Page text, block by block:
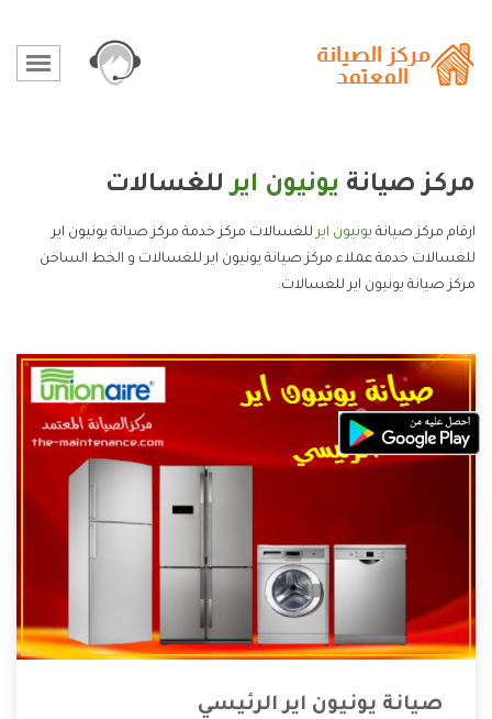
مركز صيانة يونيون ايرللغسالات
ارقام مركز صيانة يونيون ايرللغسالات مركز خدمة مركز صيانة يونيون اير
للغسالات خدمة عملاء مركز صيانة يونيون اير للغسالات و الخط الساخن
مركز صيانة يونيون اير للغسالات.
صيانة يونيون اير الرئيسي